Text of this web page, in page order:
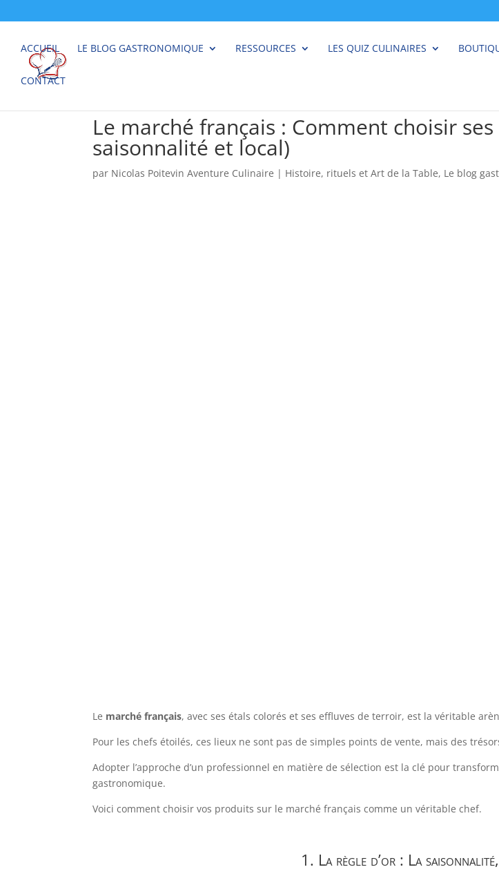
ACCUEIL LE BLOG GASTRONOMIQUE RESSOURCES LES QUIZ CULINAIRES
CONTACT
Le marché français : Comment choisir
saisonnalité et local)
par Nicolas Poitevin Aventure Culinaire | Histoire, rituels et Art de la Table, Le blog
Le marché français, avec ses étals colorés et ses effluves de terroir, est la véritable
Pour les chefs étoilés, ces lieux ne sont pas de simples points de vente, mais des
Adopter l’approche d’un professionnel en matière de sélection est la clé pour
gastronomique.
Voici comment choisir vos produits sur le marché français comme un véritable chef.
1. La règle d’or : La